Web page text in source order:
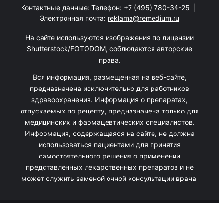
Контактные данные: Телефон: +7 (495) 780-34-25
Электронная почта: reklama@remedium.ru
На сайте используются изображения по лицензии
Shutterstock/FOTODOM, соблюдаются авторские
права.
Вся информация, размещенная на веб-сайте,
предназначена исключительно для работников
здравоохранения. Информация о препаратах,
отпускаемых по рецепту, предназначена только для
медицинских и фармацевтических специалистов.
Информация, содержащаяся на сайте, не должна
использоваться пациентами для принятия
самостоятельного решения о применении
представленных лекарственных препаратов и не
может служить заменой очной консультации врача.